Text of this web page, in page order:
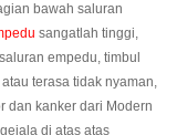
bawah saluran
sangatlah tinggi,
empedu, timbul
terasa tidak nyaman,
dan kanker dari Modern
di atas atas